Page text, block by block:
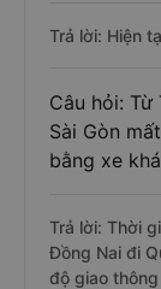
Trả lời: Hiện
Câu hỏi:
Sài Gòn
bằng xe
Trả lời: Thời
Đồng Nai đi
độ giao